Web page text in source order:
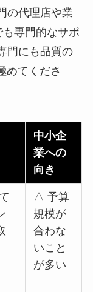
の代理店や業
専門的なサポ
門にも品質の
めてくださ
中小企
業への
向き
△ 予算
規模が
合わな
いこと
が多い